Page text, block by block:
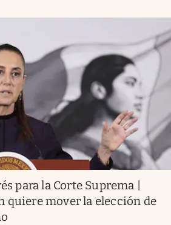
para la Corte Suprema |
quiere mover la elección de